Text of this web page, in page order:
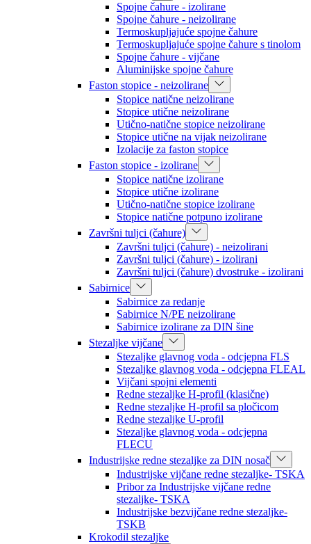
Spojne čahure - izolirane
Spojne čahure - neizolirane
Termoskupljajuće spojne čahure
Termoskupljajuće spojne čahure s tinolom
Spojne čahure - vijčane
Aluminijske spojne čahure
Faston stopice - neizolirane
Stopice natične neizolirane
Stopice utične neizolirane
Utično-natične stopice neizolirane
Stopice utične na vijak neizolirane
Izolacije za faston stopice
Faston stopice - izolirane
Stopice natične izolirane
Stopice utične izolirane
Utično-natične stopice izolirane
Stopice natične potpuno izolirane
Završni tuljci (čahure)
Završni tuljci (čahure) - neizolirani
Završni tuljci (čahure) - izolirani
Završni tuljci (čahure) dvostruke - izolirani
Sabirnice
Sabirnice za redanje
Sabirnice N/PE neizolirane
Sabirnice izolirane za DIN šine
Stezaljke vijčane
Stezaljke glavnog voda - odcjepna FLS
Stezaljke glavnog voda - odcjepna FLEAL
Vijčani spojni elementi
Redne stezaljke H-profil (klasične)
Redne stezaljke H-profil sa pločicom
Redne stezaljke U-profil
Stezaljke glavnog voda - odcjepna
FLECU
Industrijske redne stezaljke za DIN nosač
Industrijske vijčane redne stezaljke- TSKA
Pribor za Industrijske vijčane redne
stezaljke- TSKA
Industrijske bezvijčane redne stezaljke-
TSKB
Krokodil stezaljke